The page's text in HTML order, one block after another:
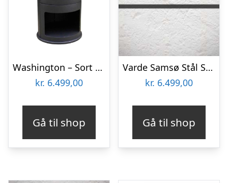
Washington – Sort rund bioethanol brændeovn
kr. 6.499,00
Gå til shop
Varde Samsø Stål Sort Brændeovn
kr. 6.499,00
Gå til shop